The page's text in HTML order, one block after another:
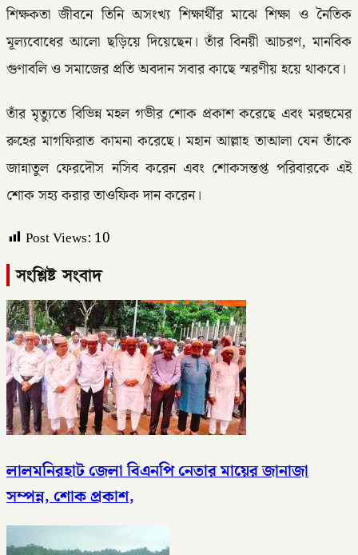
শিক্ষকতা জীবনে তিনি অসংখ্য শিক্ষার্থীর মাঝে শিক্ষা ও নৈতিক
মূল্যবোধের আলো ছড়িয়ে দিয়েছেন। তাঁর বিনয়ী আচরণ, মানবিক
গুণাবলি ও সমাজের প্রতি অবদান সবার কাছে স্মরণীয় হয়ে থাকবে।
তাঁর মৃত্যুতে বিভিন্ন মহল গভীর শোক প্রকাশ করেছে এবং মরহুমের
রুহের মাগফিরাত কামনা করেছে। মহান আল্লাহ তাআলা যেন তাঁকে
জান্নাতুল ফেরদৌস নসিব করেন এবং শোকসন্তপ্ত পরিবারকে এই
শোক সহ্য করার তাওফিক দান করেন।
Post Views: 10
সংশ্লিষ্ট সংবাদ
লালমনিরহাট জেলা বিএনপি নেতার মায়ের জানাজা
সম্পন্ন, শোক প্রকাশ,